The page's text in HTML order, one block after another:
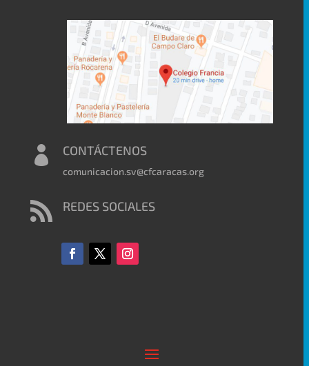
 CONTÁCTENOS
comunicacion.sv@cfcaracas.org
 REDES SOCIALES